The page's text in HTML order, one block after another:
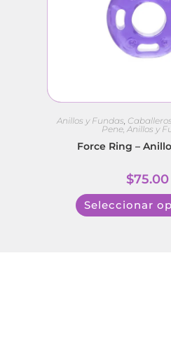
Anillos y Fundas, Caballeros
Pene, Anillos y
Force Ring –
$75.00
Seleccionar